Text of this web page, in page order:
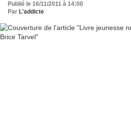
Publié le 16/11/2011 à 14:00
Par L'addicte